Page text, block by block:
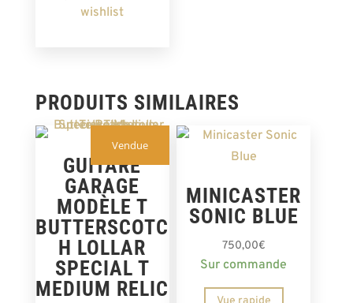
wishlist
PRODUITS SIMILAIRES
Vendue
GUITARE
GARAGE
MODÈLE T
BUTTERSCOTC
H LOLLAR
SPECIAL T
MEDIUM RELIC
MINICASTER
SONIC BLUE
750,00€
Sur commande